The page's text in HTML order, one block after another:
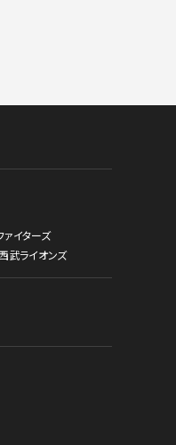
イターズ
武ライオンズ